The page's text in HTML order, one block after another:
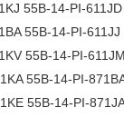
55B-14-PI-
55B-14-PI-
55B-14-PI-
55B-14-PI-
55B-14-PI-